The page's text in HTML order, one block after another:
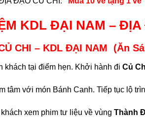
KDL ĐẠI NAM –
CHI – KDL ĐẠI NAM (Ăn
khách tại điểm hẹn. Khởi hành đi Củ
tâm với món Bánh Canh. Tiếp tục lộ
khách xem phim tư liệu về vùng Thành